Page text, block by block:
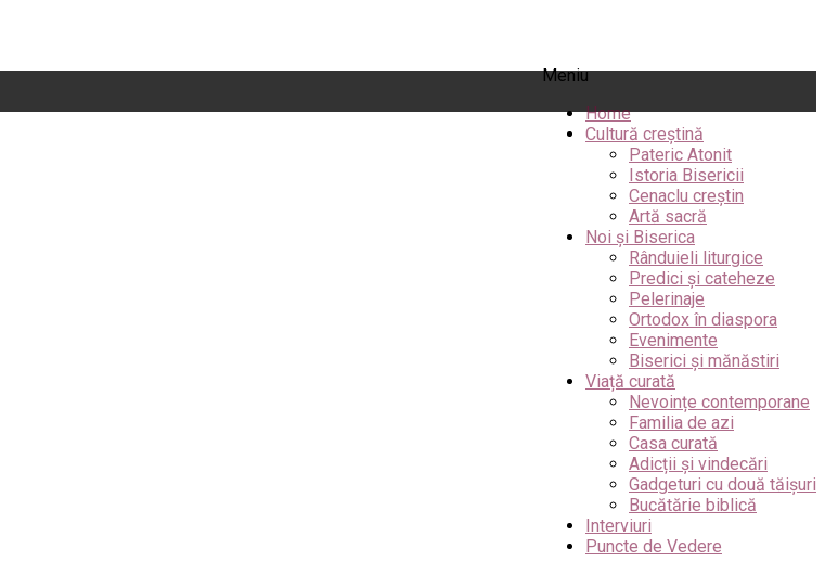
Meniu
Home
Cultură creștină
Pateric Atonit
Istoria Bisericii
Cenaclu creștin
Artă sacră
Noi și Biserica
Rânduieli liturgice
Predici și cateheze
Pelerinaje
Ortodox în diaspora
Evenimente
Biserici și mănăstiri
Viață curată
Nevoințe contemporane
Familia de azi
Casa curată
Adicții și vindecări
Gadgeturi cu două tăișuri
Bucătărie biblică
Interviuri
Puncte de Vedere